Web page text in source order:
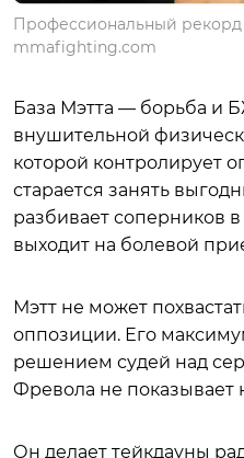
Профессиональный
mmafighting.com
База Мэтта — борьба и
внушительной
которой контролирует
старается занять
разбивает соперников
выходит на болевой
Мэтт не может
оппозиции. Его
решением судей над
Фревола не показывает
Он делает тейкдауны